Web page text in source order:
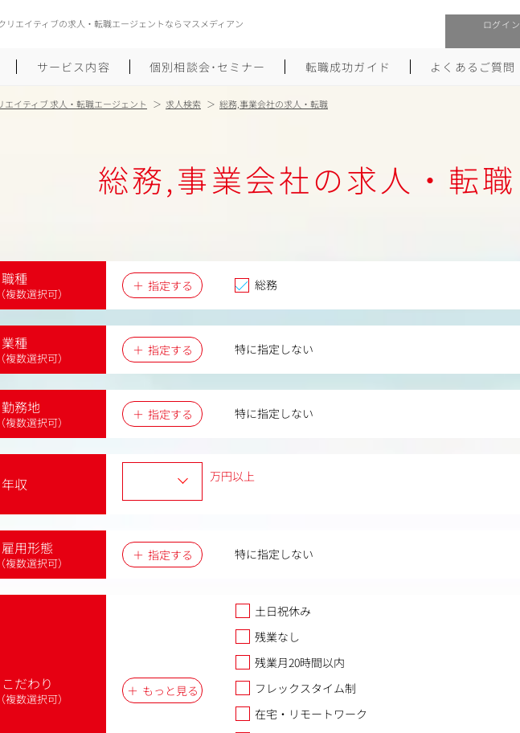
リエイティブの求人・転職エージェントならマスメディアン ログイン
サービス内容 個別相談会･セミナー 転職成功ガイド
履歴書のつくり方
面接対策
未経験から広告業界への転職
大手広告会社への転職
Uターン･Iターン転職
よくあるご質問
エイティブ 求人・転職エージェント 求人検索 総務,事業会社の求人・転職
総務,事業会社の求人・転職
職種
（複数選択可）
指定する 総務
業種
（複数選択可）
指定する 特に指定しない
勤務地
（複数選択可）
指定する 特に指定しない
年収 万円以上
雇用形態
（複数選択可）
指定する 特に指定しない
こだわり
（複数選択可）
もっと見る
土日祝休み
残業なし
残業月20時間以内
フレックスタイム制
在宅・リモートワーク